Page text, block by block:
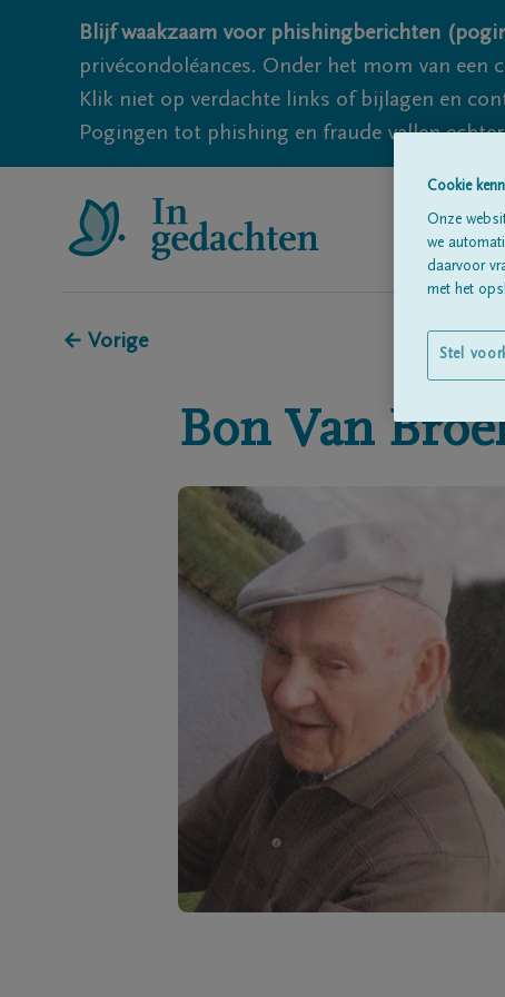
Blijf waakzaam voor phishingberichten
privécondoléances. Onder het mom van een
Klik niet op verdachte links of bijlagen en
Pogingen tot phishing en fraude vallen
← Vorige
Bon Van
Cookie
Onze
we
daarvoor
met het
Stel